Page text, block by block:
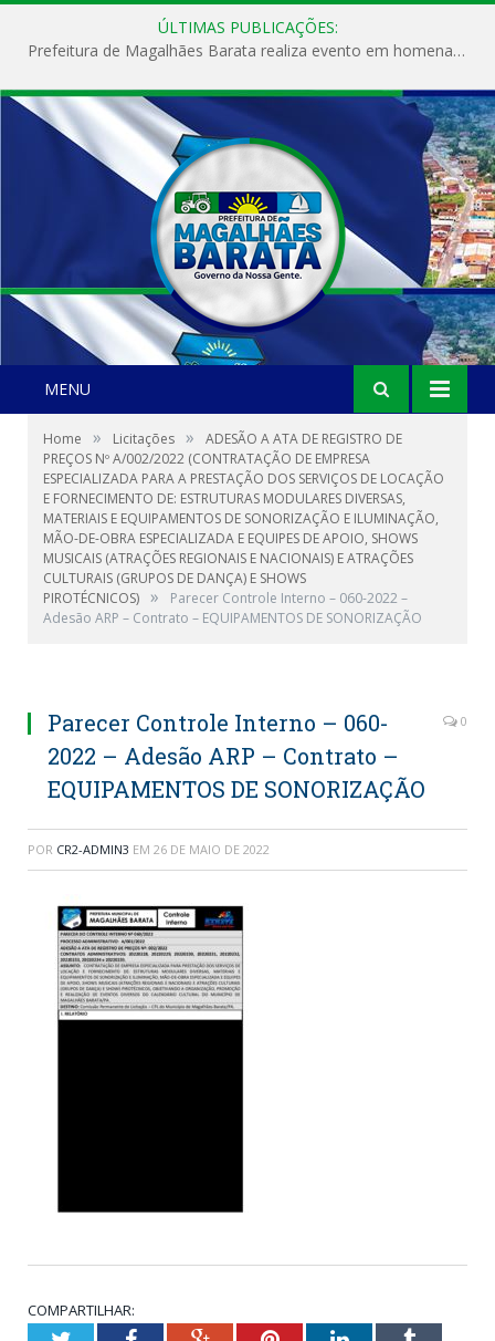
ÚLTIMAS PUBLICAÇÕES:
Prefeitura de Magalhães Barata realiza evento em homenagem ao Dia Internacional da Mulher
MENU
Home » Licitações »
ADESÃO A ATA DE REGISTRO DE
PREÇOS Nº A/002/2022 (CONTRATAÇÃO DE EMPRESA
ESPECIALIZADA PARA A PRESTAÇÃO DOS SERVIÇOS DE LOCAÇÃO
E FORNECIMENTO DE: ESTRUTURAS MODULARES DIVERSAS,
MATERIAIS E EQUIPAMENTOS DE SONORIZAÇÃO E ILUMINAÇÃO,
MÃO-DE-OBRA ESPECIALIZADA E EQUIPES DE APOIO, SHOWS
MUSICAIS (ATRAÇÕES REGIONAIS E NACIONAIS) E ATRAÇÕES
CULTURAIS (GRUPOS DE DANÇA) E SHOWS
PIROTÉCNICOS) »
Parecer Controle Interno – 060-2022 –
Adesão ARP – Contrato – EQUIPAMENTOS DE SONORIZAÇÃO
Parecer Controle Interno – 060-
2022 – Adesão ARP – Contrato –
EQUIPAMENTOS DE SONORIZAÇÃO
0
POR CR2-ADMIN3 EM 26 DE MAIO DE 2022
COMPARTILHAR: